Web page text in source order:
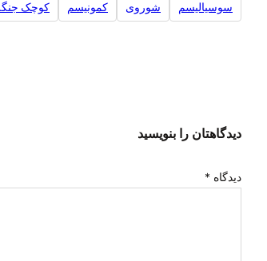
سوسیالیسم شوروی کمونیسم کوچک
دیدگاهتان را بنویسید
دیدگاه *